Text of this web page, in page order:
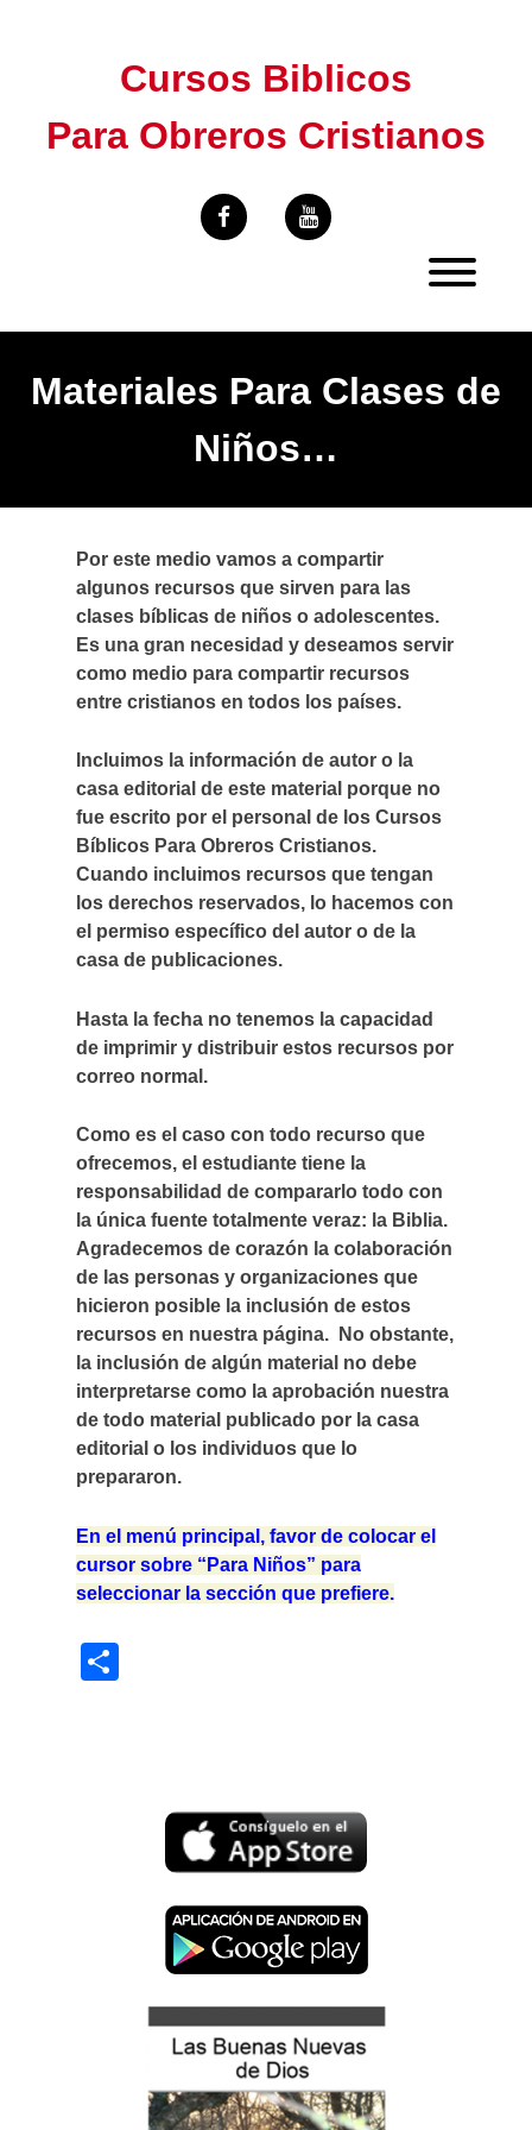
Cursos Biblicos
Para Obreros Cristianos
Materiales Para Clases de
Niños…
Por este medio vamos a compartir
algunos recursos que sirven para las
clases bíblicas de niños o adolescentes.
Es una gran necesidad y deseamos servir
como medio para compartir recursos
entre cristianos en todos los países.
Incluimos la información de autor o la
casa editorial de este material porque no
fue escrito por el personal de los Cursos
Bíblicos Para Obreros Cristianos.
Cuando incluimos recursos que tengan
los derechos reservados, lo hacemos con
el permiso específico del autor o de la
casa de publicaciones.
Hasta la fecha no tenemos la capacidad
de imprimir y distribuir estos recursos por
correo normal.
Como es el caso con todo recurso que
ofrecemos, el estudiante tiene la
responsabilidad de compararlo todo con
la única fuente totalmente veraz: la Biblia.
Agradecemos de corazón la colaboración
de las personas y organizaciones que
hicieron posible la inclusión de estos
recursos en nuestra página. No obstante,
la inclusión de algún material no debe
interpretarse como la aprobación nuestra
de todo material publicado por la casa
editorial o los individuos que lo
prepararon.
En el menú principal, favor de colocar el
cursor sobre “Para Niños” para
seleccionar la sección que prefiere.